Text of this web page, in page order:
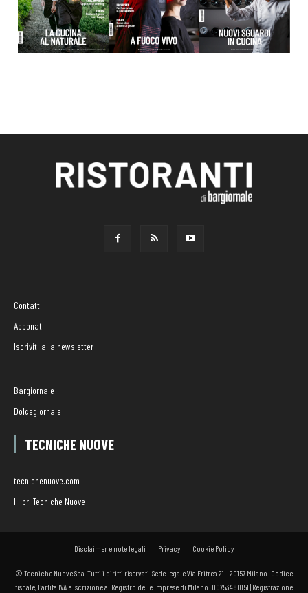
Contatti
Abbonati
Iscriviti alla newsletter
Bargiornale
Dolcegiornale
TECNICHE NUOVE
tecnichenuove.com
I libri Tecniche Nuove
Disclaimer e note legali Privacy Cookie Policy
© Tecniche Nuove Spa. Tutti i diritti riservati. Sede legale Via Eritrea 21 - 20157 Milano | Codice
fiscale, Partita IVA e Iscrizione al Registro delle imprese di Milano: 00753480151 | Registrazione